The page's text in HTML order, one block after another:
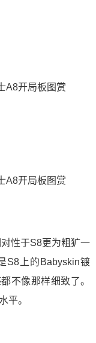
性于S8更为粗犷一
S8上的Babyskin镀
不像那样细致了。
平。